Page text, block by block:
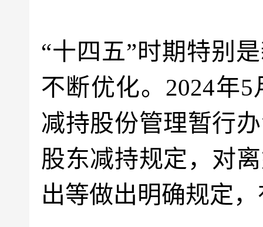
“十四五”时期特别
不断优化。2024年
减持股份管理暂行
股东减持规定，对
出等做出明确规定